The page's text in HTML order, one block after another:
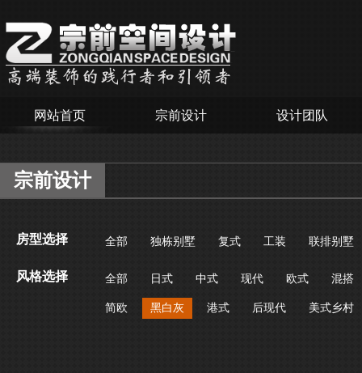
网站首页 宗前设计 设计团队
宗前设计
房型选择 全部 独栋别墅 复式 工装 联排别墅
风格选择 全部 日式 中式 现代 欧式 混搭
简欧 黑白灰 港式 后现代 美式乡村